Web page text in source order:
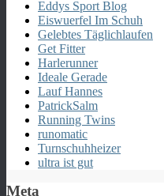
Eddys Sport Blog
Eiswuerfel Im Schuh
Gelebtes Täglichlaufen
Get Fitter
Harlerunner
Ideale Gerade
Lauf Hannes
PatrickSalm
Running Twins
runomatic
Turnschuhheizer
ultra ist gut
Meta